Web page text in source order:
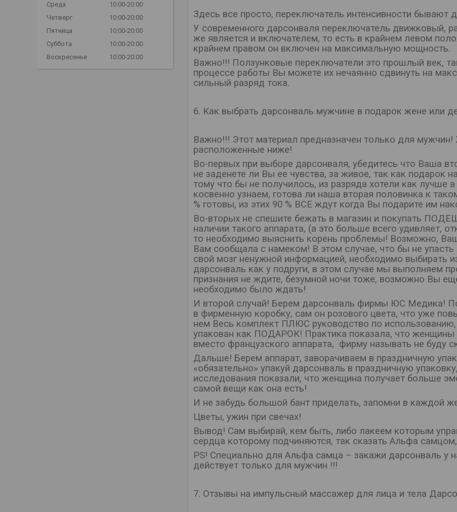
Здесь все просто, переключатель интенсивности
У современного дарсонваля переключатель движковый,
же является и включателем, то есть в крайнем левом
крайнем правом он включен на максимальную мощность.
Важно!!! Ползунковые переключатели это прошлый век,
процессе работы Вы можете их нечаянно сдвинуть на
сильный разряд тока.
6. Как выбрать дарсонваль мужчине в подарок жене или
Важно!!! Этот материал предназначен только для
расположенные ниже!
Во-первых при выборе дарсонваля, убедитесь что Ваша
не заденете ли Вы ее чувства, за живое, так как подарок
тому что бы не получилось, из разряда хотели как лучше
косвенно узнаем, готова ли наша вторая половинка к
% готовы, из этих 90 % ВСЕ ждут когда Вы подарите им
Во-вторых не спешите бежать в магазин и покупать
наличии такого аппарата, (а это больше всего удивляет,
то необходимо выяснить корень проблемы! Возможно,
Вам сообщала с намеком! В этом случае, что бы не
свой мозг ненужной информацией, необходимо выбирать
дарсонваль как у подруги, в этом случае мы выполняем
признания не ждите, безумной ночи тоже, возможно Вы
необходимо было ждать!
И второй случай! Берем дарсонваль фирмы ЮС Медика!
в фирменную коробку, сам он розового цвета, что уже
нем Весь комплект ПЛЮС руководство по
упакован как ПОДАРОК! Практика показала, что
вместо французского аппарата, фирму называть не буду
Дальше! Берем аппарат, заворачиваем в праздничную
«обязательно» упакуй дарсонваль в праздничную
исследования показали, что женщина получает больше
самой вещи как она есть!
И не забудь большой бант приделать, запомни в каждой
Цветы, ужин при свечах!
Вывод! Сам выбирай, кем быть, либо лакеем которым
сердца которому подчиняются, так сказать Альфа
PS! Специально для Альфа самца – закажи дарсонваль у
действует только для мужчин !!!
7. Отзывы на импульсный массажер для лица и тела
Среда
10:00-20:00
Четверг
10:00-20:00
Пятница
10:00-20:00
Суббота
10:00-20:00
Воскресенье
10:00-20:00